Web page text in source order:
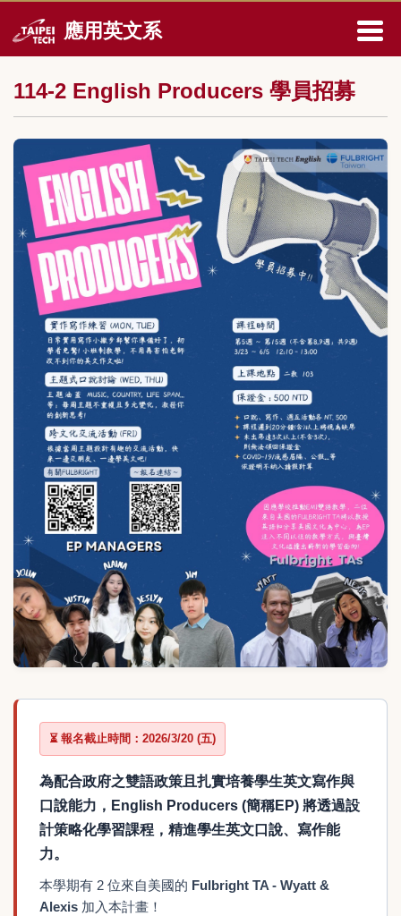
到
內
應用英文系
114-2 English Producers 學員招募
⏳報名截止時間：2026/3/20 (五)
為配合政府之雙語政策且扎實培養學生英文寫作與
口說能力， English Producers (簡稱EP) 將透過設
計策略化學習課程，精進學生英文口說、寫作能
力。
本學期有 2 位來自美國的 Fulbright TA - Wyatt &
Alexis 加入本計畫！